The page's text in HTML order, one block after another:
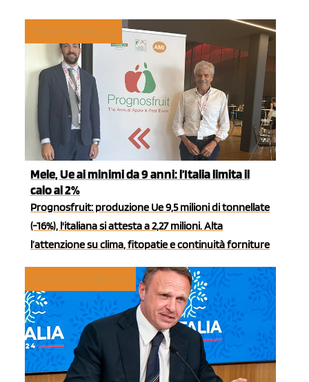
Mele, Ue ai minimi da 9 anni: l’Italia limita il
calo al 2%
Prognosfruit: produzione Ue 9,5 milioni di tonnellate
(-16%), l'italiana si attesta a 2,27 milioni. Alta
l’attenzione su clima, fitopatie e continuità forniture